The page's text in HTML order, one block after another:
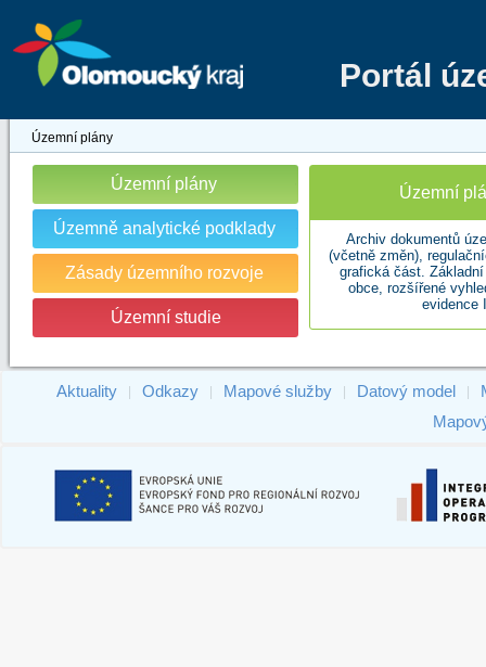
Portál
Územní plány
Územní plány
Územně analytické podklady
Zásady územního rozvoje
Územní studie
Územní
Archiv dokumentů
(včetně změn),
grafická část.
obce, rozšířené
evidence
Aktuality Odkazy Mapové služby Datový model